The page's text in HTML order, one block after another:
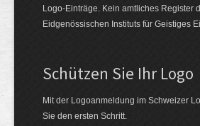
Logo-Einträge. Kein amtliches Register
Eidgenössischen Instituts für Geistiges
Schützen Sie Ihr Logo
Mit der Logo­an­meldung im Schweizer
Sie den ersten Schritt.